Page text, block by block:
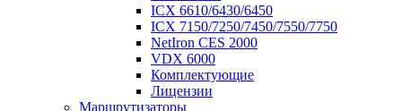
ICX 6610/6430/6450
ICX 7150/7250/7450/7550/7750
NetIron CES 2000
VDX 6000
Комплектующие
Лицензии
Маршрутизаторы